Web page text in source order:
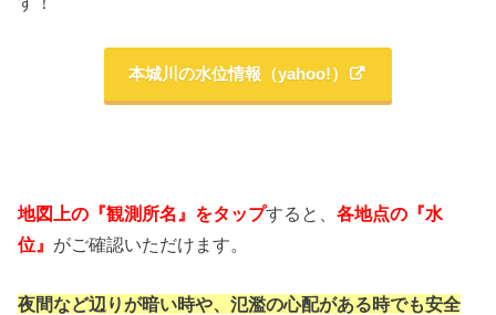
本城川の水位情報（yahoo!）
地図上の『観測所名』をタップすると、各地点の『水
位』 がご確認いただけます。
夜間など辺りが暗い時や、氾濫の心配がある時でも安全